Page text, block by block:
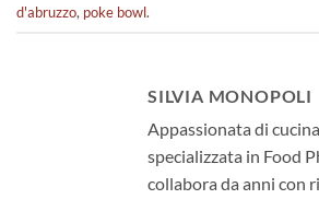
d'abruzzo, poke bowl.
SILVIA MONOPOLI
Appassionata di
specializzata in Food
collabora da anni con